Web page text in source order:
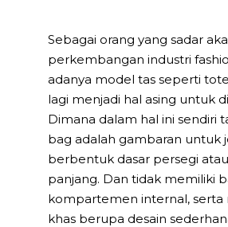
Sebagai orang yang sadar
perkembangan industri
adanya model tas seperti
lagi menjadi hal asing untuk
Dimana dalam hal ini sendiri
bag adalah gambaran untuk
berbentuk dasar persegi
panjang. Dan tidak memiliki
kompartemen internal, serta
khas berupa desain